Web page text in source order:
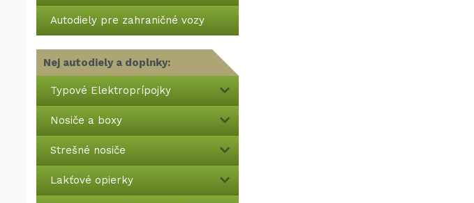
Autodiely pre zahraničné vozy
Nej autodiely a doplnky:
Typové Elektroprípojky
Nosiče a boxy
Strešné nosiče
Lakťové opierky